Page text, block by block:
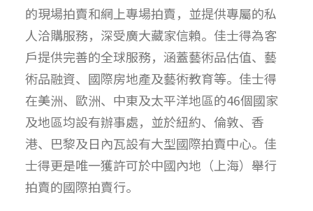
的現場拍賣和網上專場拍賣，並提供專屬的私
人洽購服務，深受廣大藏家信賴。佳士得為客
戶提供完善的全球服務，涵蓋藝術品估值、藝
術品融資、國際房地產及藝術教育等。佳士得
在美洲、歐洲、中東及太平洋地區的46個國家
及地區均設有辦事處，並於紐約、倫敦、香
港、巴黎及日內瓦設有大型國際拍賣中心。佳
士得更是唯一獲許可於中國內地（上海）舉行
拍賣的國際拍賣行。